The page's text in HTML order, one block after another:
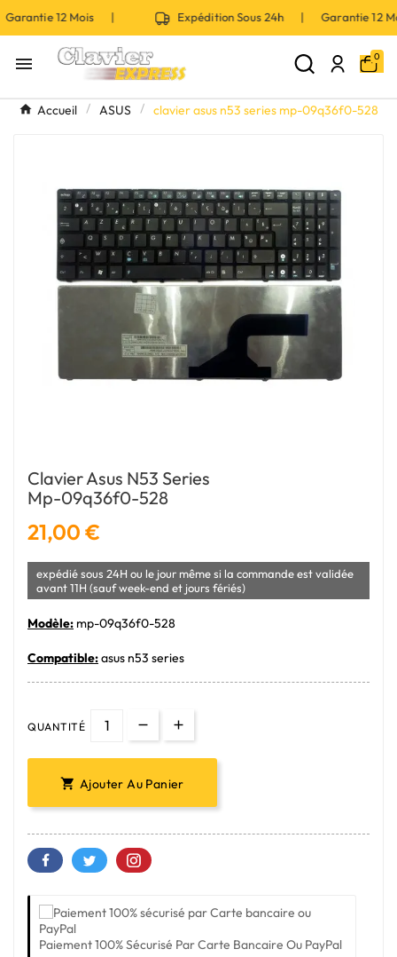
12 Mois | Expédition Sous 24h | Garantie 12
 0
Accueil ASUS clavier asus n53 series mp-09q36f0-528
Clavier Asus N53 Series
Mp-09q36f0-528
21,00 €
expédié sous 24H ou le jour même si la commande est validée
avant 11H (sauf week-end et jours fériés)
Modèle: mp-09q36f0-528
Compatible:asus n53 series
QUANTITÉ
 Ajouter Au Panier
Paiement 100% Sécurisé Par Carte Bancaire Ou PayPal